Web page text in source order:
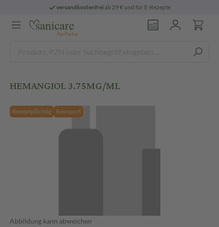
versandkostenfreiab 29 € und für E-Rezepte
HEMANGIOL 3.75MG/ML
Rezeptpflichtig Reimport
Abbildung kann abweichen